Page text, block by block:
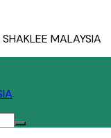
MALAYSIA